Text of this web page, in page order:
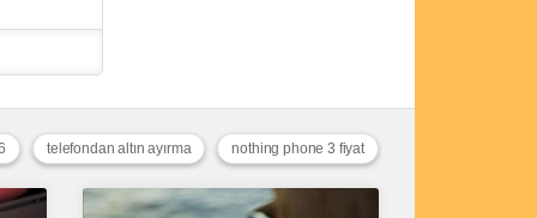
nothing phone 3 fiyat
telefondan altın ayırma